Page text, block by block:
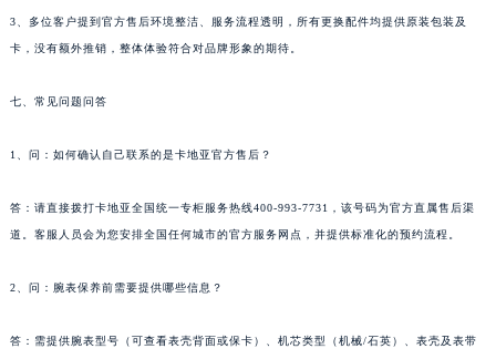
3、多位客户提到官方售后环境整洁、服务流程透明，所有更换配件均提供原装包装及
卡，没有额外推销，整体体验符合对品牌形象的期待。
七、常见问题问答
1、问：如何确认自己联系的是卡地亚官方售后？
答：请直接拨打卡地亚全国统一专柜服务热线400-993-7731，该号码为官方直属售后渠
道。客服人员会为您安排全国任何城市的官方服务网点，并提供标准化的预约流程。
2、问：腕表保养前需要提供哪些信息？
答：需提供腕表型号（可查看表壳背面或保卡）、机芯类型（机械/石英）、表壳及表带